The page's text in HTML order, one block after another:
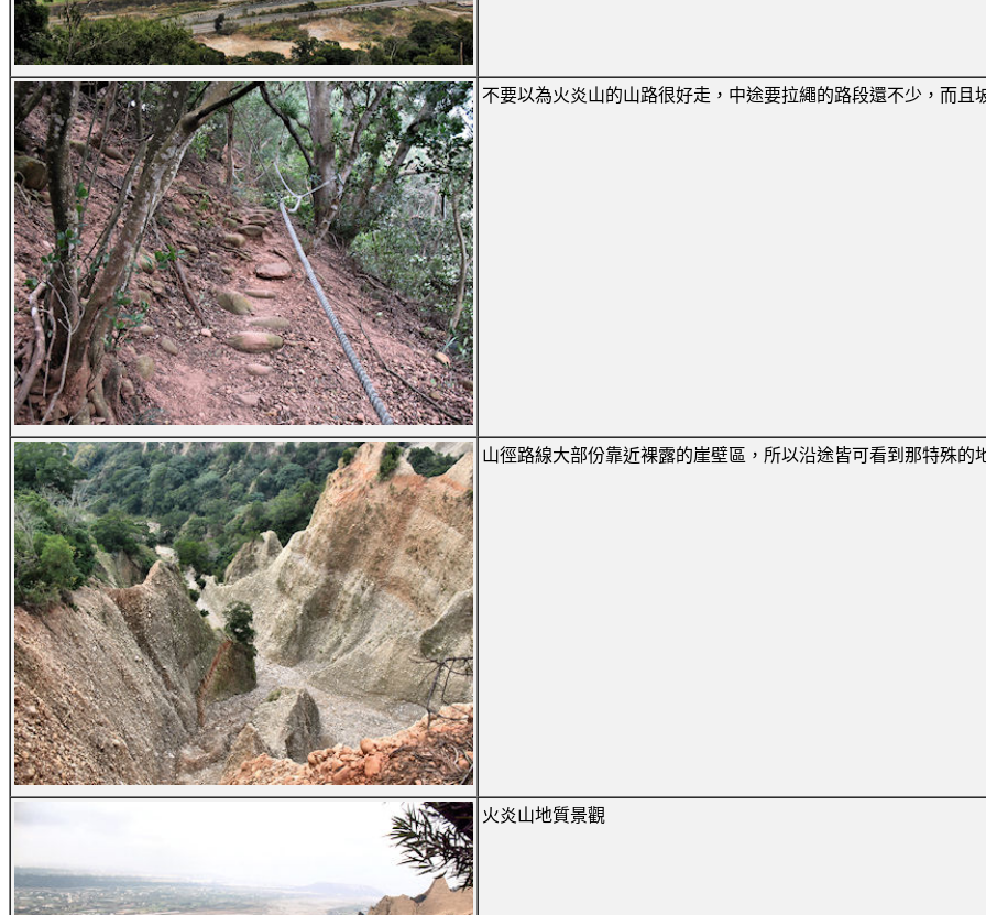
不要以為火炎山的山路很好走，中途要拉繩的路段還不少，而且
山徑路線大部份靠近裸露的崖壁區，所以沿途皆可看到那特殊的
火炎山地質景觀